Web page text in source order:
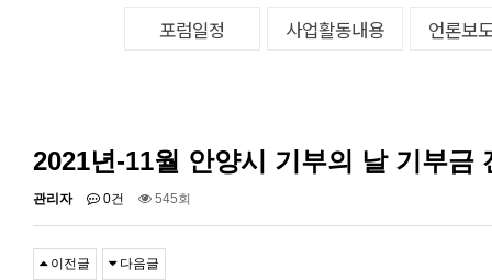
포럼일정 사업활동내용 언론보
2021년-11월 안양시 기부의 날 기부금
관리자 0건 545회
이전글 다음글